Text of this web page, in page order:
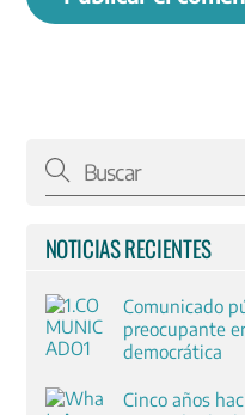
NOTICIAS RECIENTES
Comunicado
preocupante
democrática
Cinco años